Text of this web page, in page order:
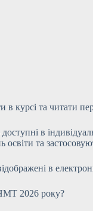
курсі та читати
в
та
в
НМТ 2026 року?